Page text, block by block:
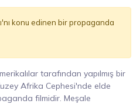
konu edinen bir propaganda
tarafından yapılmış bir
Afrika Cephesi'nde elde
filmidir. Meşale